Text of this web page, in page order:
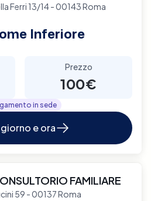
Ferri 13/14 - 00143 Roma
Inferiore
Prezzo
100€
in sede
e ora
FAMILIARE
59 - 00137 Roma